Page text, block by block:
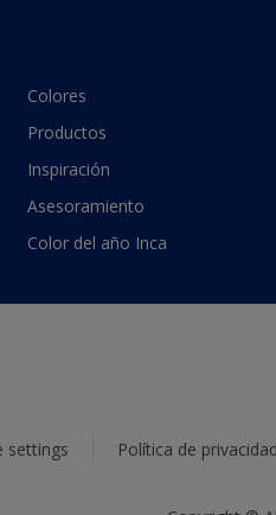
Colores
Productos
Inspiración
Asesoramiento
Color del año Inca
settings Política de privacidad